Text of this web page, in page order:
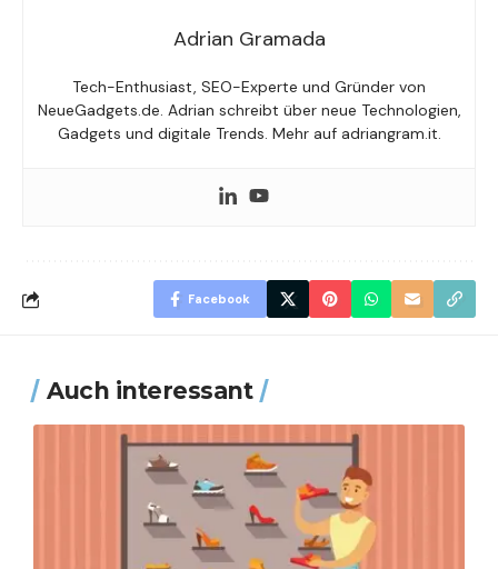
Adrian Gramada
Tech-Enthusiast, SEO-Experte und Gründer von
NeueGadgets.de. Adrian schreibt über neue Technologien,
Gadgets und digitale Trends. Mehr auf adriangram.it.
Facebook
Auch interessant